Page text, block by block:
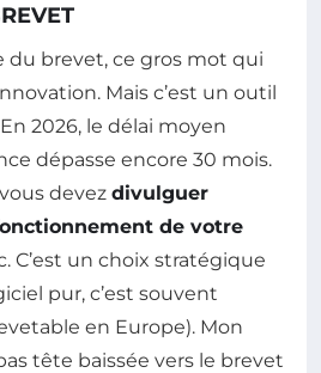
du brevet, ce gros mot qui
Mais c’est un outil
2026, le délai moyen
dépasse encore 30 mois.
devez divulguer
de votre
C’est un choix stratégique
pur, c’est souvent
en Europe). Mon
tête baissée vers le brevet